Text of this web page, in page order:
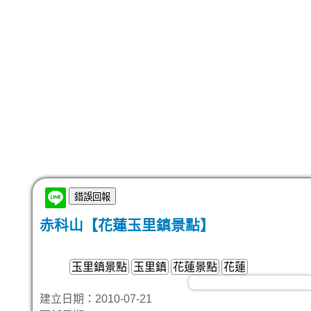
赤科山【花蓮玉里鎮景點】
玉里鎮景點 玉里鎮 花蓮景點 花蓮
建立日期：2010-07-21